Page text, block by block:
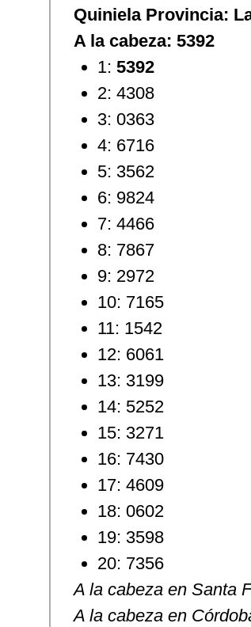
Quiniela Provincia:
A la cabeza: 5392
1: 5392
2: 4308
3: 0363
4: 6716
5: 3562
6: 9824
7: 4466
8: 7867
9: 2972
10: 7165
11: 1542
12: 6061
13: 3199
14: 5252
15: 3271
16: 7430
17: 4609
18: 0602
19: 3598
20: 7356
A la cabeza en Santa
A la cabeza en